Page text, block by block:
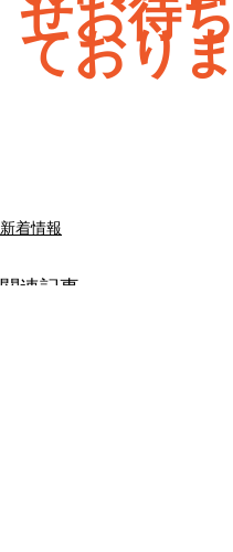
せお待
ており
新着情報
関連記事